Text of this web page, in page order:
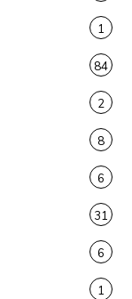
1
84
2
8
6
31
6
1